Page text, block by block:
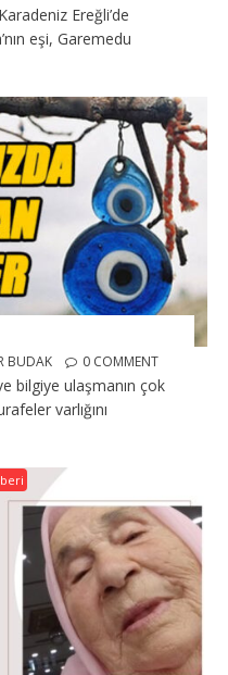
Ereğli’de
eşi, Garemedu
BUDAK 0 COMMENT
bilgiye ulaşmanın çok
varlığını